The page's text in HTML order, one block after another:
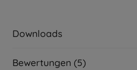
Downloads
Bewertungen (5)